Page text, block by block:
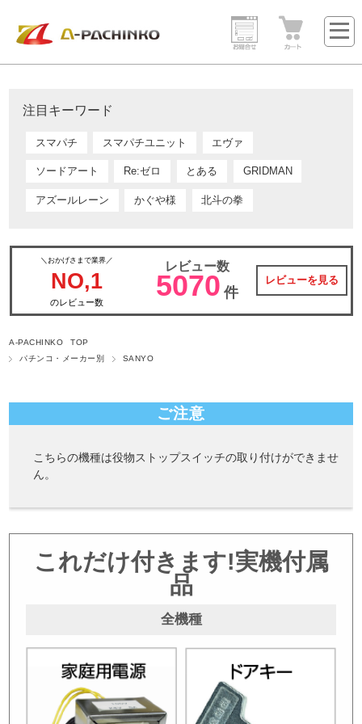
注目キーワード
スマパチ スマパチユニット エヴァ
ソードアート Re:ゼロ とある GRIDMAN
アズールレーン かぐや様 北斗の拳
＼おかげさまで業界／
NO,1
のレビュー数
レビュー数
5070 件
レビューを見る
A-PACHINKO TOP
パチンコ・メーカー別
SANYO
ご注意
こちらの機種は役物ストップスイッチの取り付けができませ
ん。
これだけ付きます!実機付属
品
全機種